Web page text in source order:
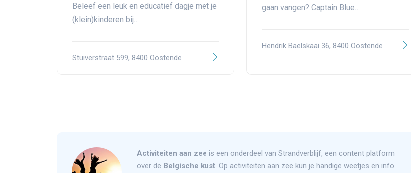
Beleef een leuk en educatief dagje met je
(klein)kinderen bij…
Stuiverstraat 599, 8400 Oostende
gaan vangen? Captain Blue…
Hendrik Baelskaai 36, 8400 Oostende
Activiteiten aan zee is een onderdeel van Strandverblijf, een content platform
over de Belgische kust. Op activiteiten aan zee kun je handige weetjes en info